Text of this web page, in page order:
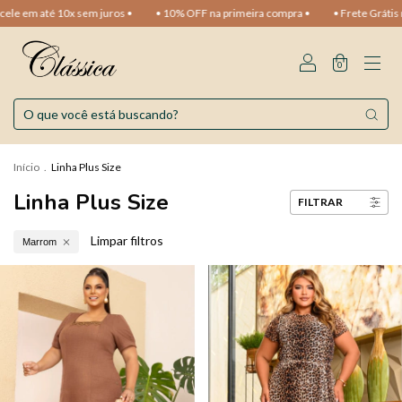
em até 10x sem juros • • 10% OFF na primeira compra • • Frete Grátis
0
Início . Linha Plus Size
Linha Plus Size FILTRAR
Marrom Limpar filtros